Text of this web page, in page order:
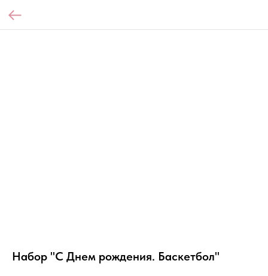
Набор "С Днем рождения. Баскетбол"